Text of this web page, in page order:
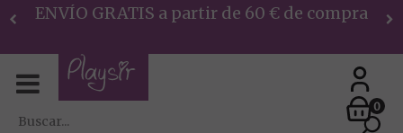
ENVÍO GRATIS a partir de 60 € de compra
0